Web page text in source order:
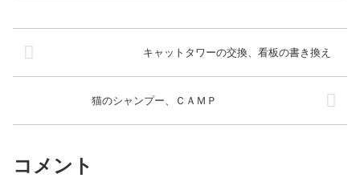
キャットタワーの交換、看板の書き換え
猫のシャンプー、ＣＡＭＰ
コメント